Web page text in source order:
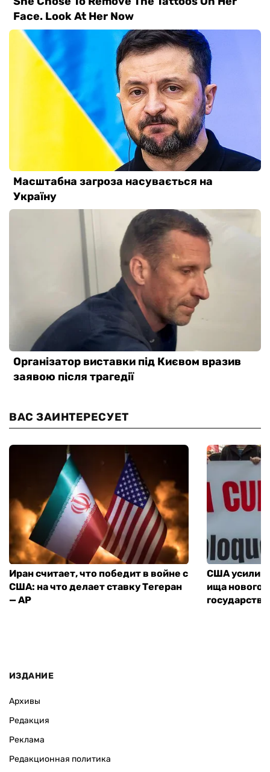
ВАС ЗАИНТЕРЕСУЕТ
Иран считает, что победит в войне с
США: на что делает ставку Тегеран
— AP
США
ища нового
ИЗДАНИЕ
Архивы
Редакция
Реклама
Редакционная политика